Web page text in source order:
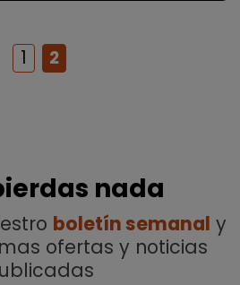
1 2
nada
boletín semanal y
ofertas y noticias